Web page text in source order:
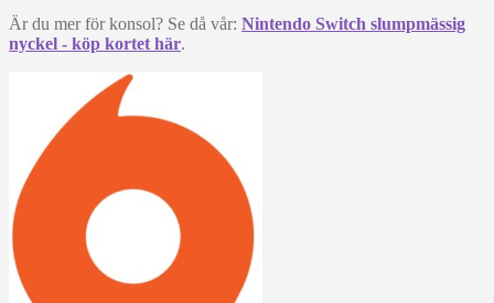
Är du mer för konsol? Se då vår: Nintendo Switch slumpmässig
nyckel - köp kortet här.